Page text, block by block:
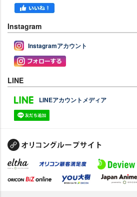
Instagram
Instagramアカウント
LINE
LINEアカウントメディア